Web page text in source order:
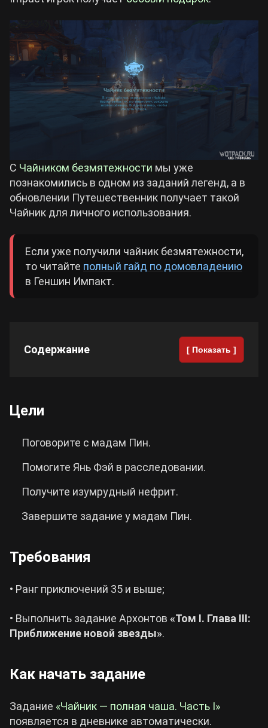
Crimson Desert
Zenless Zone Zero
Kingdom Come: Deliverance 2
Wuthering Waves
Roblox
Hogwarts Legacy
Билды Arknights: Endfield
Билды Wuthering Waves
Билды Cyberpunk 2077
Билды Path of Exile 2
С Чайником безмятежности мы уже
познакомились в одном из заданий легенд, а в
обновлении Путешественник получает такой
Чайник для личного использования.
Если уже получили чайник безмятежности,
то читайте полный гайд по домовладению
в Геншин Импакт.
Содержание [ Показать ]
Цели
Поговорите с мадам Пин.
Помогите Янь Фэй в расследовании.
Получите изумрудный нефрит.
Завершите задание у мадам Пин.
Требования
• Ранг приключений 35 и выше;
• Выполнить задание Архонтов «Том I. Глава III:
Приближение новой звезды».
Как начать задание
Задание «Чайник — полная чаша. Часть I»
появляется в дневнике автоматически.